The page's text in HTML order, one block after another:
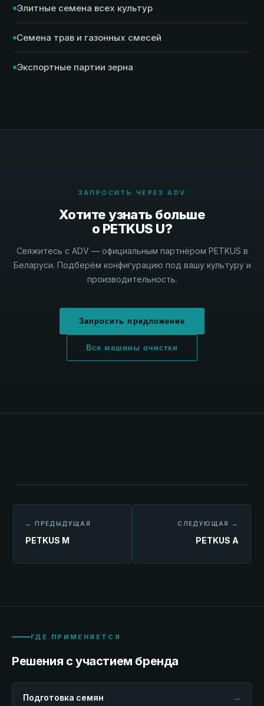
Элитные семена всех культур
Семена трав и газонных смесей
Экспортные партии зерна
ЗАПРОСИТЬ ЧЕРЕЗ ADV
Хотите узнать больше
о PETKUS U?
Свяжитесь с ADV — официальным партнёром PETKUS в
Беларуси. Подберём конфигурацию под вашу культуру и
производительность.
Запросить предложение
Все машины очистки
← ПРЕДЫДУЩАЯ
PETKUS M
СЛЕДУЮЩАЯ →
PETKUS A
ГДЕ ПРИМЕНЯЕТСЯ
Решения с участием бренда
Подготовка семян →